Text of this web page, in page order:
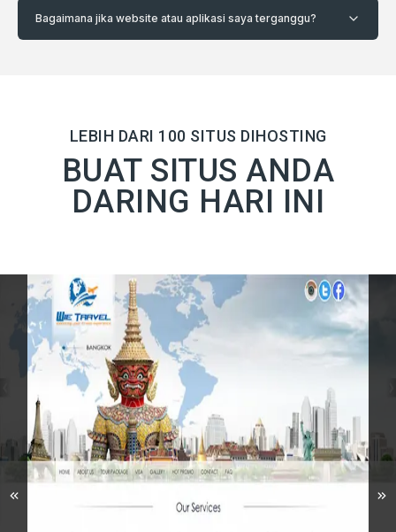
Bagaimana jika website atau aplikasi saya terganggu?
LEBIH DARI 100 SITUS DIHOSTING
BUAT SITUS ANDA
DARING HARI INI
Previous slide